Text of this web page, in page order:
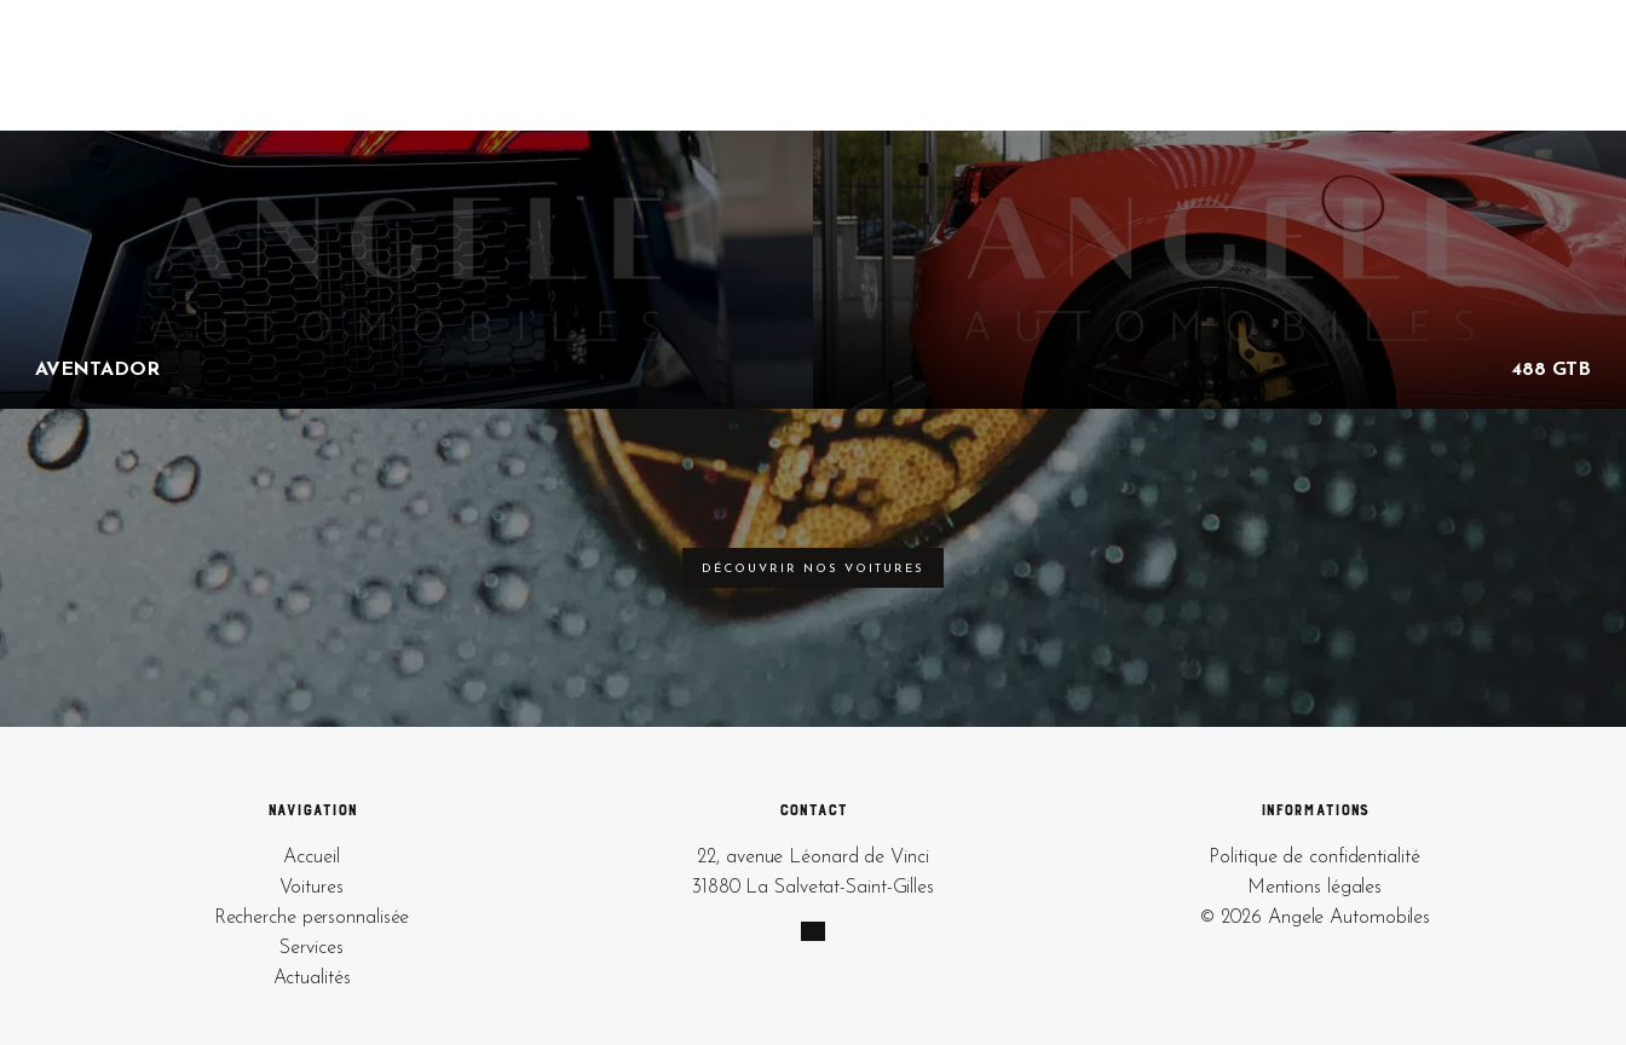
AVENTADOR 488 GTB
DÉCOUVRIR NOS VOITURES
Navigation
Accueil
Voitures
Recherche personnalisée
Services
Actualités
Contact
22, avenue Léonard de Vinci
31880 La Salvetat-Saint-Gilles
Informations
Politique de confidentialité
Mentions légales
© 2026 Angele Automobiles